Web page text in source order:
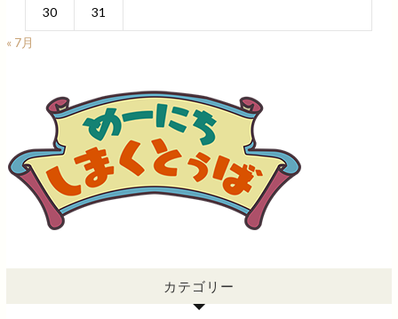
30
31
« 7月
カテゴリー